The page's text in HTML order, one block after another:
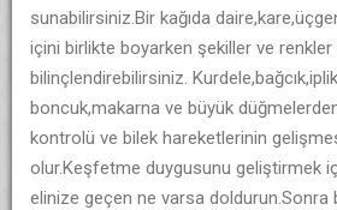
sunabilirsiniz.Bir kağıda
içini birlikte boyarken şekiller ve
bilinçlendirebilirsiniz.
boncuk,makarna ve büyük
kontrolü ve bilek hareketlerinin
olur.Keşfetme duygusunu geliştirmek
elinize geçen ne varsa doldurun.Sonra